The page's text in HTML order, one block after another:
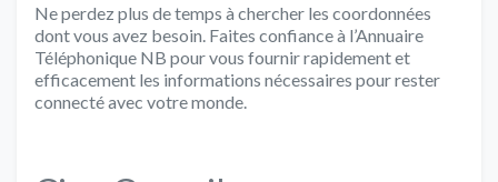
Ne perdez plus de temps à chercher les coordonnées
dont vous avez besoin. Faites confiance à l’Annuaire
Téléphonique NB pour vous fournir rapidement et
efficacement les informations nécessaires pour rester
connecté avec votre monde.